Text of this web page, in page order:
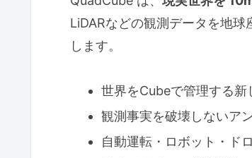
LiDARなどの観測データを地
します。
世界をCubeで管理する新
観測事実を破壊しないア
自動運転・ロボット・ド